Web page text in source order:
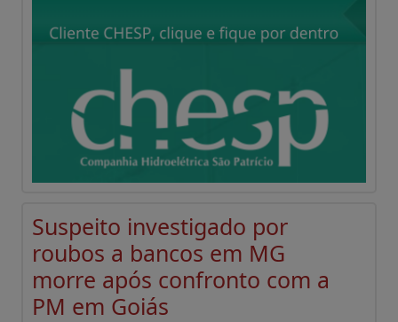
Suspeito investigado por
roubos a bancos em MG
morre após confronto com a
PM em Goiás